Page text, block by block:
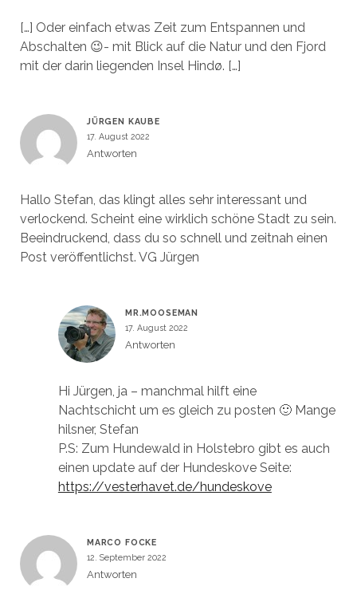
[…] Oder einfach etwas Zeit zum Entspannen und
Abschalten 😉- mit Blick auf die Natur und den Fjord
mit der darin liegenden Insel Hindø. […]
JÜRGEN KAUBE
17. August 2022
Antworten
Hallo Stefan, das klingt alles sehr interessant und
verlockend. Scheint eine wirklich schöne Stadt zu sein.
Beeindruckend, dass du so schnell und zeitnah einen
Post veröffentlichst. VG Jürgen
MR.MOOSEMAN
17. August 2022
Antworten
Hi Jürgen, ja – manchmal hilft eine
Nachtschicht um es gleich zu posten 🙂 Mange
hilsner, Stefan
P.S: Zum Hundewald in Holstebro gibt es auch
einen update auf der Hundeskove Seite:
https://vesterhavet.de/hundeskove
MARCO FOCKE
12. September 2022
Antworten